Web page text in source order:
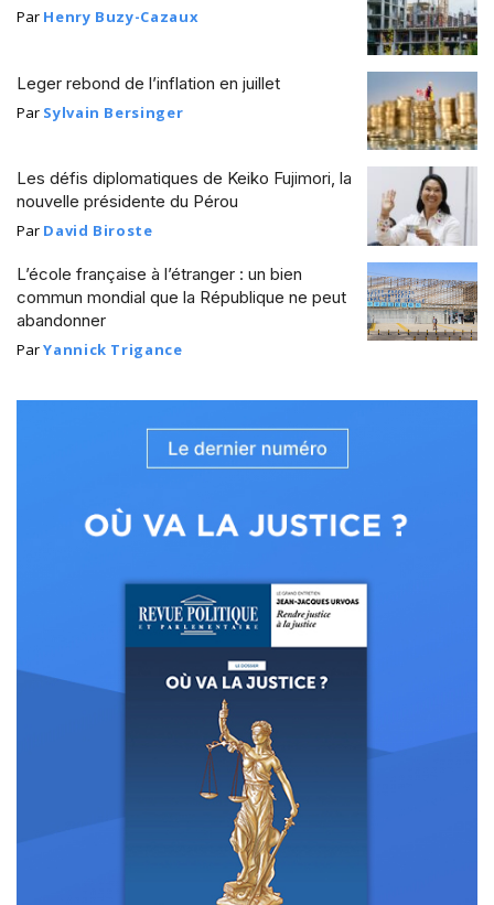
Par Henry Buzy-Cazaux
Leger rebond de l’inflation en juillet
Par Sylvain Bersinger
Les défis diplomatiques de Keiko Fujimori, la
nouvelle présidente du Pérou
Par David Biroste
L’école française à l’étranger : un bien
commun mondial que la République ne peut
abandonner
ParYannick Trigance